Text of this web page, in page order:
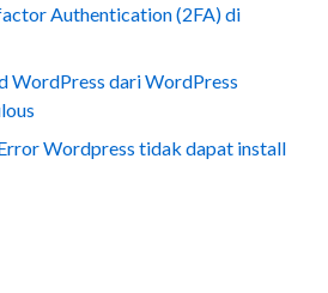
Authentication (2FA) di
WordPress dari WordPress
Wordpress tidak dapat install